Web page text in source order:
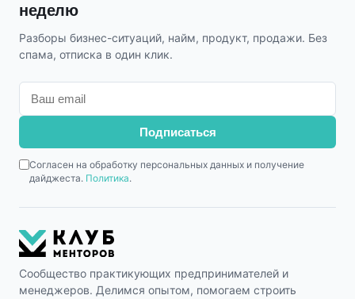
неделю
Разборы бизнес-ситуаций, найм, продукт, продажи. Без
спама, отписка в один клик.
Подписаться
Согласен на обработку персональных данных и получение
дайджеста. Политика.
Сообщество практикующих предпринимателей и
менеджеров. Делимся опытом, помогаем строить